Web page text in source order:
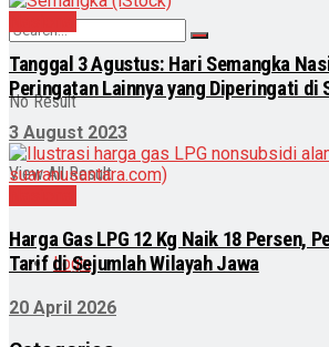
No Result
View All Result
Login
Tanggal 3 Agustus: Hari Semangka
Peringatan Lainnya yang Diperingati di
3 August 2023
Harga Gas LPG 12 Kg Naik 18 Persen,
Tarif di Sejumlah Wilayah Jawa
20 April 2026